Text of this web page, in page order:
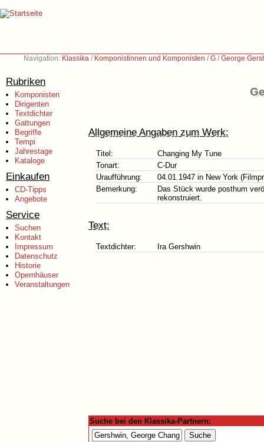
Navigation: Klassika / Komponistinnen und Komponisten /G /George
Rubriken
Komponisten
Dirigenten
Textdichter
Gattungen
Begriffe
Tempi
Jahrestage
Kataloge
Einkaufen
CD-Tipps
Angebote
Service
Suchen
Kontakt
Impressum
Datenschutz
Historie
Opernhäuser
Veranstaltungen
Allgemeine Angaben zum Werk:
Titel:
Changing My Tune
Tonart:
C-Dur
Uraufführung:
04.01.1947 in New York
Bemerkung:
Das Stück wurde posthum
rekonstruiert.
Text:
Textdichter: Ira Gershwin
Suche bei den Klassika-Partnern: